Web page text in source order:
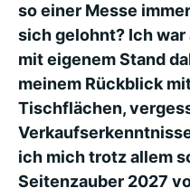
so einer Messe
sich gelohnt? Ich
mit eigenem Stand
meinem Rückblick
Tischflächen,
ich mich trotz allem
Seitenzauber 2027